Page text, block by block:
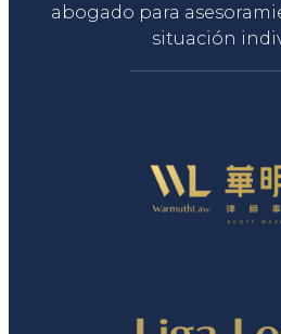
abogado para
situación